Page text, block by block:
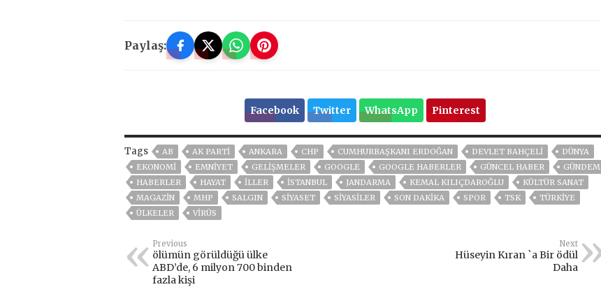
Paylaş:
Facebook Twitter WhatsApp Pinterest
Tags AB AK PARTİ ANKARA CHP CUMHURBAŞKANI ERDOĞAN DEVLET BAHÇELİ
DÜNYA
EKONOMİ
EMNİYET GELIŞMELER GOOGLE GOOGLE HABERLER GÜNCEL HABER
GÜNDEM
HABERLER
HAYAT İLLER ISTANBUL JANDARMA KEMAL KILIÇDAROĞLU
KÜLTÜR SANAT
MAGAZİN
MHP SALGIN SİYASET SİYASİLER SON DAKIKA SPOR TSK
TÜRKİYE
ÜLKELER
VIRÜS
Previous
ölümün görüldüğü ülke
ABD’de, 6 milyon 700 binden
fazla kişi
Next
Hüseyin Kıran `a Bir ödül
Daha